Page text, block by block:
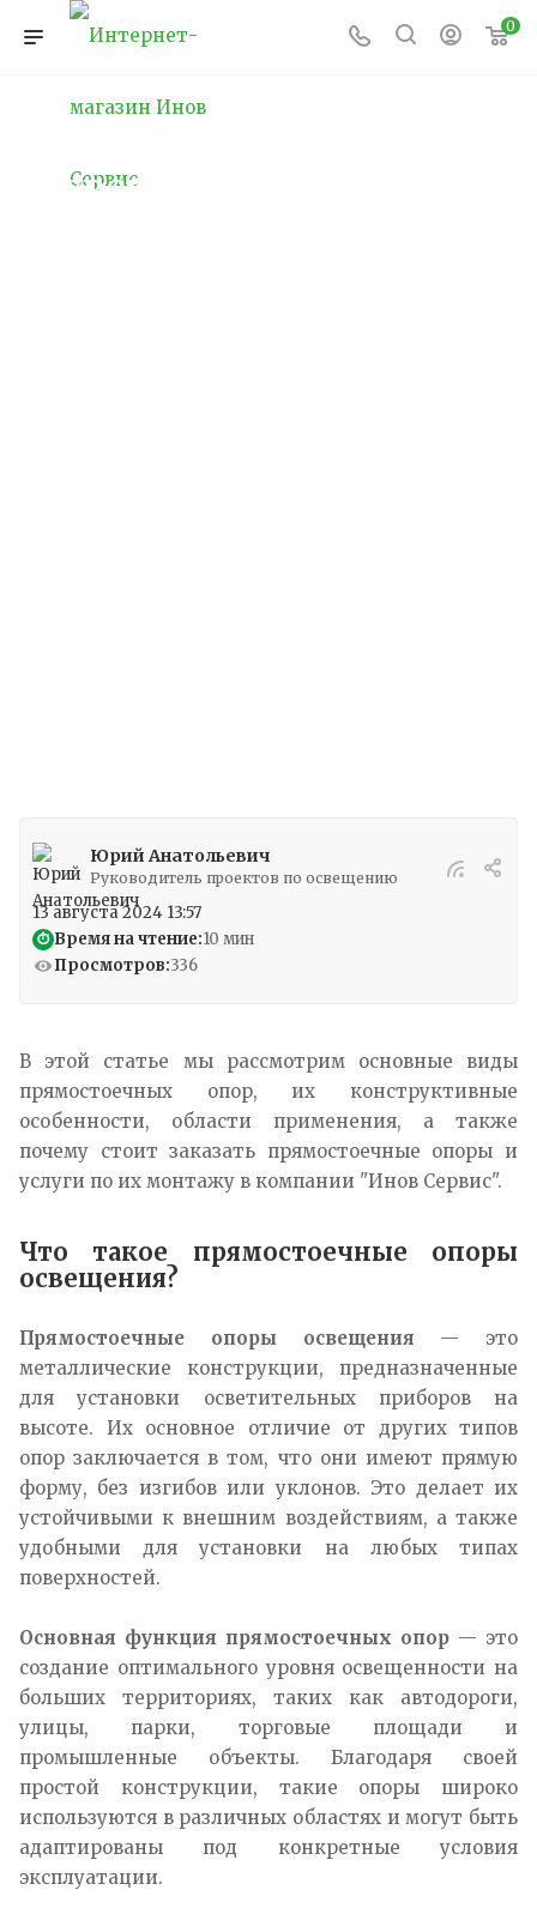
0
освещения
Юрий Анатольевич
Руководитель проектов по освещению
13 августа 2024 13:57
⏱ Время на чтение:10 мин
Просмотров:336
В этой статье мы рассмотрим основные виды
прямостоечных опор, их конструктивные
особенности, области применения, а также
почему стоит заказать прямостоечные опоры и
услуги по их монтажу в компании "Инов Сервис".
Что такое прямостоечные опоры
освещения?
Прямостоечные опоры освещения — это
металлические конструкции, предназначенные
для установки осветительных приборов на
высоте. Их основное отличие от других типов
опор заключается в том, что они имеют прямую
форму, без изгибов или уклонов. Это делает их
устойчивыми к внешним воздействиям, а также
удобными для установки на любых типах
поверхностей.
Основная функция прямостоечных опор — это
создание оптимального уровня освещенности на
больших территориях, таких как автодороги,
улицы, парки, торговые площади и
промышленные объекты. Благодаря своей
простой конструкции, такие опоры широко
используются в различных областях и могут быть
адаптированы под конкретные условия
эксплуатации.